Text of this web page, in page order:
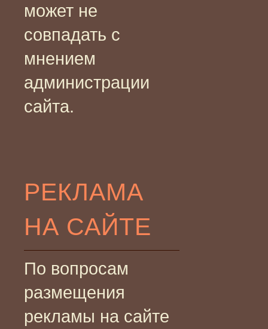
может не
совпадать с
мнением
администрации
сайта.
РЕКЛАМА
НА САЙТЕ
По вопросам
размещения
рекламы на сайте